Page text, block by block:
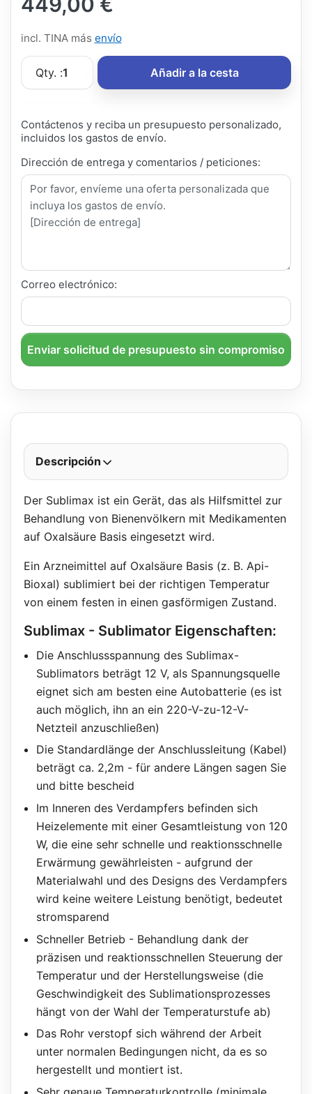
incl. TINA más envío
Qty. :1 Añadir a la cesta
Contáctenos y reciba un presupuesto personalizado,
incluidos los gastos de envío.
Dirección de entrega y comentarios / peticiones:
Correo electrónico:
Enviar solicitud de presupuesto sin compromiso
Descripción
Der Sublimax ist ein Gerät, das als Hilfsmittel zur
Behandlung von Bienenvölkern mit Medikamenten
auf Oxalsäure Basis eingesetzt wird.
Ein Arzneimittel auf Oxalsäure Basis (z. B. Api-
Bioxal) sublimiert bei der richtigen Temperatur
von einem festen in einen gasförmigen Zustand.
Sublimax - Sublimator Eigenschaften:
Die Anschlussspannung des Sublimax-
Sublimators beträgt 12 V, als Spannungsquelle
eignet sich am besten eine Autobatterie (es ist
auch möglich, ihn an ein 220-V-zu-12-V-
Netzteil anzuschließen)
Die Standardlänge der Anschlussleitung (Kabel)
beträgt ca. 2,2m - für andere Längen sagen Sie
und bitte bescheid
Im Inneren des Verdampfers befinden sich
Heizelemente mit einer Gesamtleistung von 120
W, die eine sehr schnelle und reaktionsschnelle
Erwärmung gewährleisten - aufgrund der
Materialwahl und des Designs des Verdampfers
wird keine weitere Leistung benötigt, bedeutet
stromsparend
Schneller Betrieb - Behandlung dank der
präzisen und reaktionsschnellen Steuerung der
Temperatur und der Herstellungsweise (die
Geschwindigkeit des Sublimationsprozesses
hängt von der Wahl der Temperaturstufe ab)
Das Rohr verstopf sich während der Arbeit
unter normalen Bedingungen nicht, da es so
hergestellt und montiert ist.